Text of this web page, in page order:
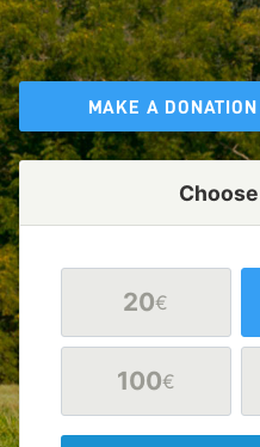
MAKE A DONATION
20€
100€